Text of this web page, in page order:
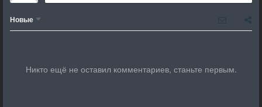
Новые
Никто ещё не оставил комментариев, станьте первым.